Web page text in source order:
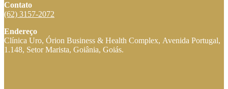
Contato
(62) 3157-2072
Endereço
Clínica Uro, Órion Business & Health Complex, Avenida Portugal,
1.148, Setor Marista, Goiânia, Goiás.